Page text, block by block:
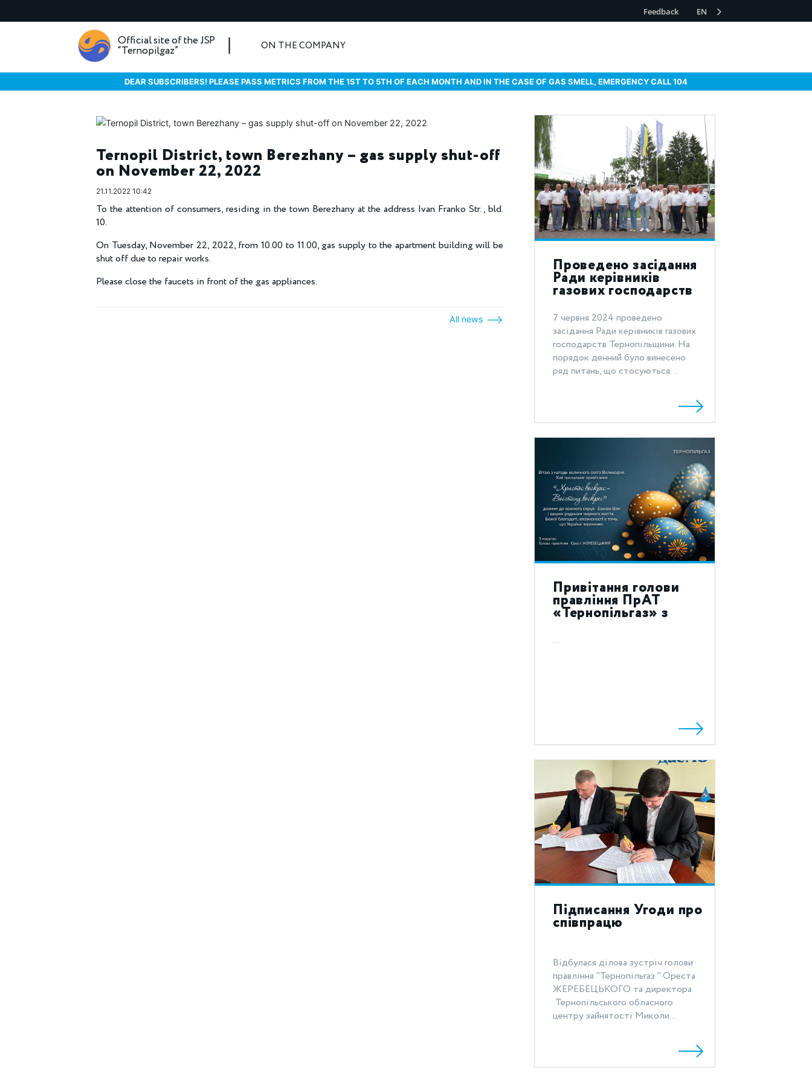
Feedback EN
Official site of the JSP
“Ternopilgaz” ON THE COMPANY
DEAR SUBSCRIBERS! PLEASE PASS METRICS FROM THE 1ST TO 5TH OF EACH MONTH AND IN THE CASE OF GAS SMELL, EMERGENCY CALL 104
Ternopil District, town Berezhany – gas supply shut-off
on November 22, 2022
21.11.2022 10:42
To the attention of consumers, residing in the town Berezhany at the address Ivan Franko Str., bld.
10.
On Tuesday, November 22, 2022, from 10.00 to 11.00, gas supply to the apartment building will be
shut off due to repair works.
Please close the faucets in front of the gas appliances.
All news
Проведено засідання
Ради керівників
газових господарств
Тернопільщини
7 червня 2024 проведено
засідання Ради керівників газових
господарств Тернопільщини. На
порядок денний було винесено
ряд питань, що стосуються...
Привітання голови
правління ПрАТ
«Тернопільгаз» з
святом Воскресіння
Христового 2023!
...
Підписання Угоди про
співпрацю
Відбулася ділова зустріч голови
правління "Тернопільгаз " Ореста
ЖЕРЕБЕЦЬКОГО та директора
Тернопільського обласного
центру зайнятості Миколи...